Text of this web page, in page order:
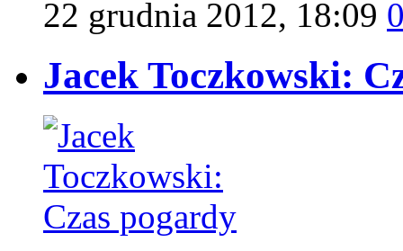
22 grudnia 2012, 18:09
Jacek Toczkowski: